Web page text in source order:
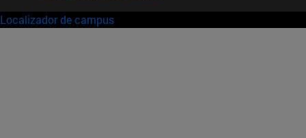
Localizador de campus